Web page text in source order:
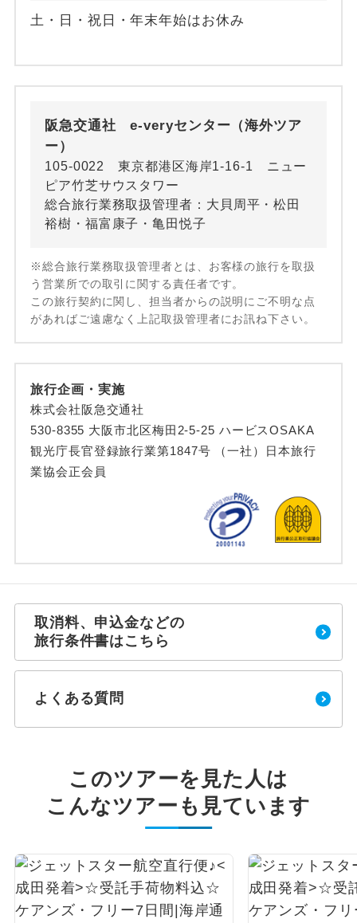
土・日・祝日・年末年始はお休み
阪急交通社 e-veryセンター（海外ツア
ー）
105-0022 東京都港区海岸1-16-1 ニュー
ピア竹芝サウスタワー
総合旅行業務取扱管理者：大貝周平・松田
裕樹・福富康子・亀田悦子
※総合旅行業務取扱管理者とは、お客様の旅行を取扱
う営業所での取引に関する責任者です。
この旅行契約に関し、担当者からの説明にご不明な点
があればご遠慮なく上記取扱管理者にお訊ね下さい。
旅行企画・実施
株式会社阪急交通社
530-8355 大阪市北区梅田2-5-25 ハービスOSAKA
観光庁長官登録旅行業第1847号 （一社）日本旅行
業協会正会員
取消料、申込金などの
旅行条件書はこちら
よくある質問
このツアーを見た人は
こんなツアーも見ています